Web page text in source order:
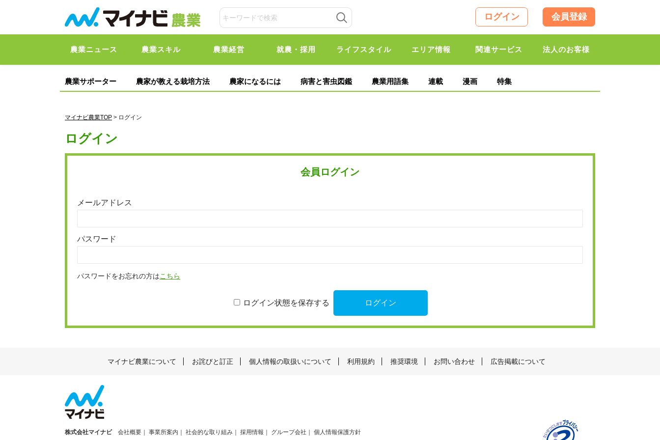
ログイン 会員登録
農業ニュース 農業スキル 農業経営 就農・採用 ライフスタイル エリア情報 関連サービス 法人のお客様
農業サポーター 農家が教える栽培方法 農家になるには 病害と害虫図鑑 農業用語集 連載 漫画 特集
マイナビ農業TOP > ログイン
ログイン
会員ログイン
メールアドレス
パスワード
パスワードをお忘れの方はこちら
ログイン状態を保存する
マイナビ農業について お詫びと訂正 個人情報の取扱いについて 利用規約 推奨環境 お問い合わせ 広告掲載について
株式会社マイナビ 会社概要 事業所案内 社会的な取り組み 採用情報 グループ会社 個人情報保護方針